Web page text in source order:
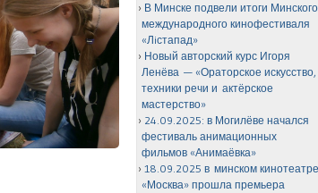
В Минске подвели итоги Минского
международного кинофестиваля
«Лiстапад»
Новый авторский курс Игоря
Ленёва — «Ораторское искусство,
техники речи и актёрское
мастерство»
24.09.2025: в Могилёве начался
фестиваль анимационных
фильмов «Анимаёвка»
18.09.2025 в минском
«Москва» прошла премьера